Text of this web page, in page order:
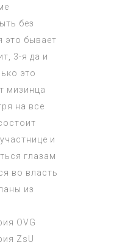
без
это бывает
3-я да и
это
мизинца
на все
и
глазам
во власть
из
OVG
ZsU